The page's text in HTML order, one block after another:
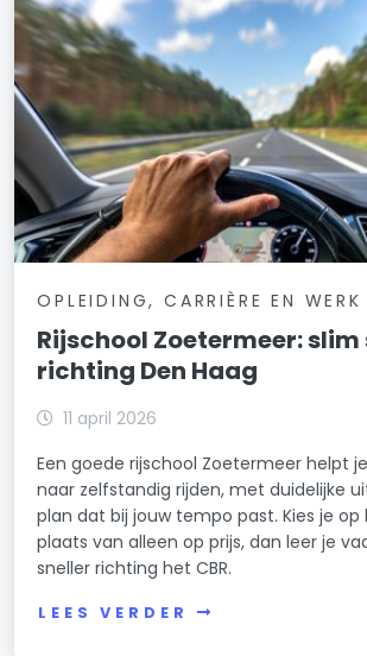
OPLEIDING, CARRIÈRE EN WERK
Rijschool Zoetermeer:
richting Den Haag
11 april 2026
Een goede rijschool Zoetermeer helpt
naar zelfstandig rijden, met duidelijke
plan dat bij jouw tempo past. Kies je op
plaats van alleen op prijs, dan leer je
sneller richting het CBR.
LEES VERDER